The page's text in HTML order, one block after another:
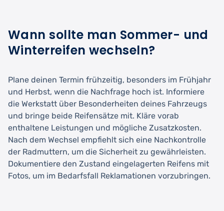
Wann sollte man Sommer- und
Winterreifen wechseln?
Plane deinen Termin frühzeitig, besonders im Frühjahr
und Herbst, wenn die Nachfrage hoch ist. Informiere
die Werkstatt über Besonderheiten deines Fahrzeugs
und bringe beide Reifensätze mit. Kläre vorab
enthaltene Leistungen und mögliche Zusatzkosten.
Nach dem Wechsel empfiehlt sich eine Nachkontrolle
der Radmuttern, um die Sicherheit zu gewährleisten.
Dokumentiere den Zustand eingelagerten Reifens mit
Fotos, um im Bedarfsfall Reklamationen vorzubringen.